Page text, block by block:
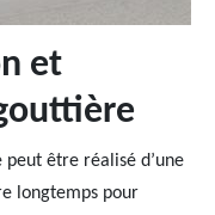
et
être réalisé d’une
longtemps pour